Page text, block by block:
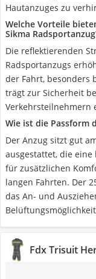
Hautanzuges zu
Welche Vorteile
Sikma
Die reflektierenden
Radsportanzugs
der Fahrt, besonders
trägt zur Sicherheit
Verkehrsteilnehmern
Wie ist die Passform
Der Anzug sitzt gut
ausgestattet, die
für zusätzlichen
langen Fahrten. Der
das An- und
Fdx Trisuit